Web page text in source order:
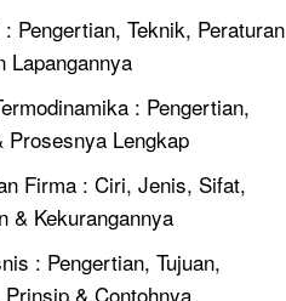
: Pengertian, Teknik, Peraturan
Lapangannya
: Pengertian,
Prosesnya Lengkap
Firma : Ciri, Jenis, Sifat,
& Kekurangannya
: Pengertian, Tujuan,
& Contohnya